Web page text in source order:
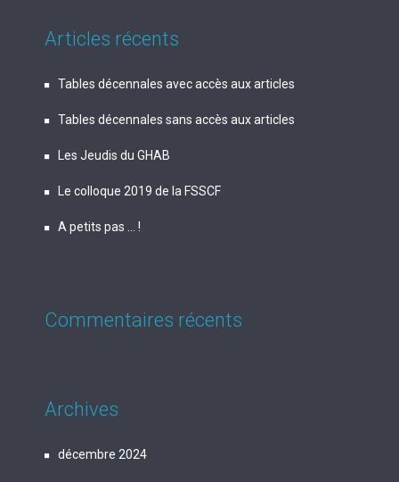
Articles récents
Tables décennales avec accès aux articles
Tables décennales sans accès aux articles
Les Jeudis du GHAB
Le colloque 2019 de la FSSCF
A petits pas … !
Commentaires récents
Archives
décembre 2024